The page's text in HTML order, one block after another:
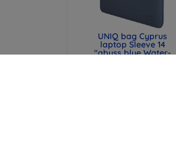
UNIQ bag Cyprus
laptop Sleeve 14
"abyss blue Water-